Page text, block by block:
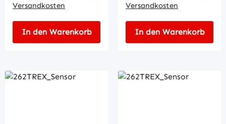
Versandkosten
In den Warenkorb
Versandkosten
In den Warenkorb